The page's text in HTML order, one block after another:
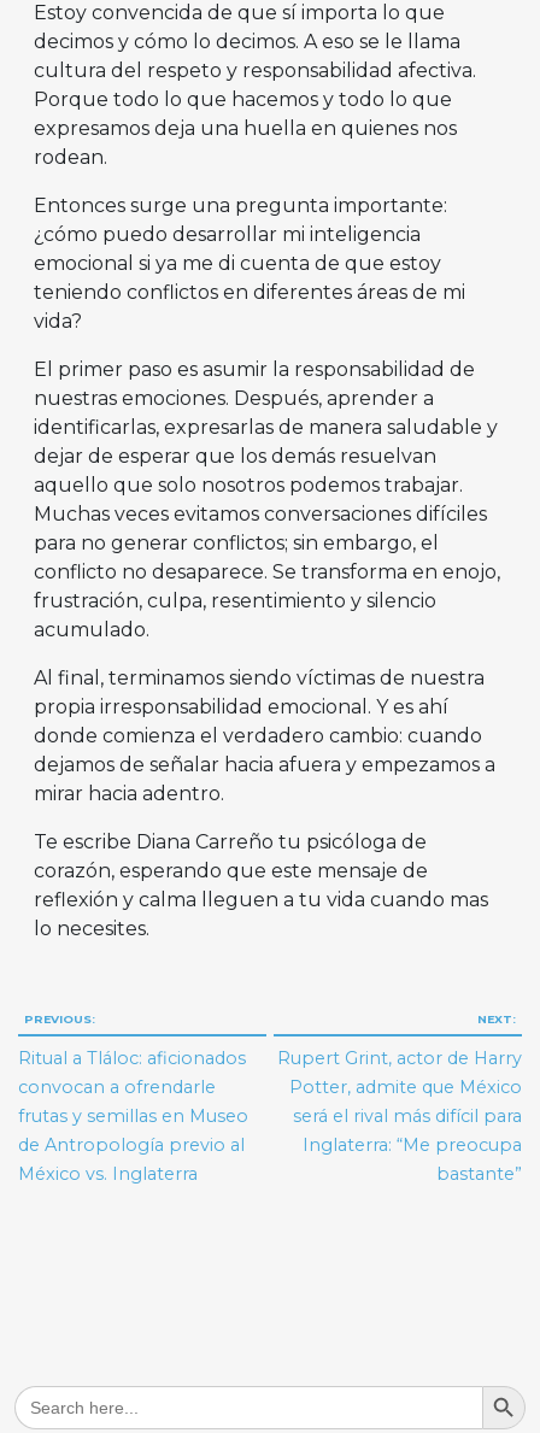
Estoy convencida de que sí importa lo que
decimos y cómo lo decimos. A eso se le llama
cultura del respeto y responsabilidad afectiva.
Porque todo lo que hacemos y todo lo que
expresamos deja una huella en quienes nos
rodean.
Entonces surge una pregunta importante:
¿cómo puedo desarrollar mi inteligencia
emocional si ya me di cuenta de que estoy
teniendo conflictos en diferentes áreas de mi
vida?
El primer paso es asumir la responsabilidad de
nuestras emociones. Después, aprender a
identificarlas, expresarlas de manera saludable y
dejar de esperar que los demás resuelvan
aquello que solo nosotros podemos trabajar.
Muchas veces evitamos conversaciones difíciles
para no generar conflictos; sin embargo, el
conflicto no desaparece. Se transforma en enojo,
frustración, culpa, resentimiento y silencio
acumulado.
Al final, terminamos siendo víctimas de nuestra
propia irresponsabilidad emocional. Y es ahí
donde comienza el verdadero cambio: cuando
dejamos de señalar hacia afuera y empezamos a
mirar hacia adentro.
Te escribe Diana Carreño tu psicóloga de
corazón, esperando que este mensaje de
reflexión y calma lleguen a tu vida cuando mas
lo necesites.
Navegación
de
entradas
PREVIOUS:
Ritual a Tláloc: aficionados
convocan a ofrendarle
frutas y semillas en Museo
de Antropología previo al
México vs. Inglaterra
NEXT:
Rupert Grint, actor de Harry
Potter, admite que México
será el rival más difícil para
Inglaterra: “Me preocupa
bastante”
Search
for:
Search